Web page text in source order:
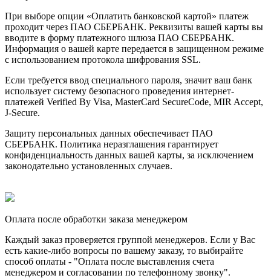
При выборе опции «Оплатить банковской картой» платеж
проходит через ПАО СБЕРБАНК. Реквизиты вашей карты вы
вводите в форму платежного шлюза ПАО СБЕРБАНК.
Информация о вашей карте передается в защищенном режиме
с использованием протокола шифрования SSL.
Если требуется ввод специального пароля, значит ваш банк
использует систему безопасного проведения интернет-
платежей Verified By Visa, MasterCard SecureCode, MIR Accept,
J-Secure.
Защиту персональных данных обеспечивает ПАО
СБЕРБАНК. Политика неразглашения гарантирует
конфиденциальность данных вашей карты, за исключением
законодательно установленных случаев.
Оплата после обработки заказа менеджером
Каждый заказ проверяется группой менеджеров. Если у Вас
есть какие-либо вопросы по вашему заказу, то выбирайте
способ оплаты - "Оплата после выставления счета
менеджером и согласовании по телефонному звонку".